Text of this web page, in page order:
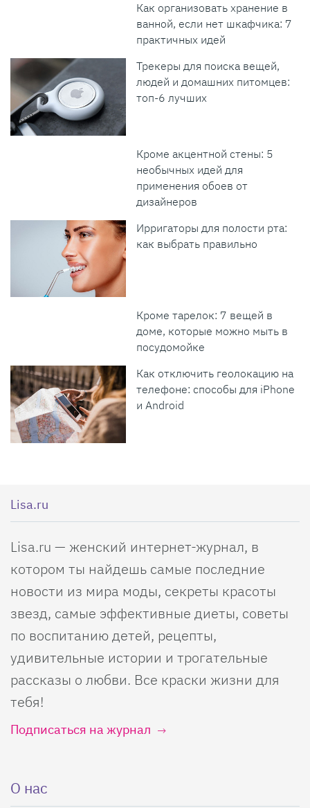
Как организовать хранение в
ванной, если нет шкафчика: 7
практичных идей
Трекеры для поиска вещей,
людей и домашних питомцев:
топ-6 лучших
Кроме акцентной стены: 5
необычных идей для
применения обоев от
дизайнеров
Ирригаторы для полости рта:
как выбрать правильно
Кроме тарелок: 7 вещей в
доме, которые можно мыть в
посудомойке
Как отключить геолокацию на
телефоне: способы для iPhone
и Android
Lisa.ru
Lisa.ru — женский интернет-журнал, в
котором ты найдешь самые последние
новости из мира моды, секреты красоты
звезд, самые эффективные диеты, советы
по воспитанию детей, рецепты,
удивительные истории и трогательные
рассказы о любви. Все краски жизни для
тебя!
Подписаться на журнал
О нас